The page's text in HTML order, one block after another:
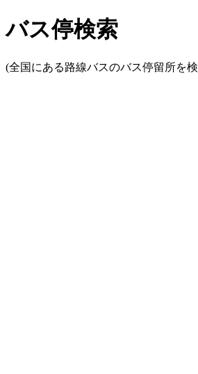
バス停検索
(全国にある路線バスのバス停留所を